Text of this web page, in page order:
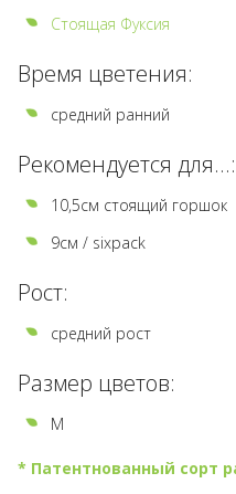
Стоящая Фуксия
Время цветения:
средний ранний
Рекомендуется для...:
10,5см стоящий горшок
9см / sixpack
Рост:
средний рост
Размер цветов:
M
* Патентнованный сорт